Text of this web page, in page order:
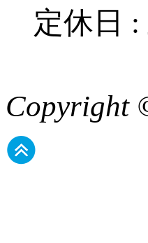
定休日
Copyright